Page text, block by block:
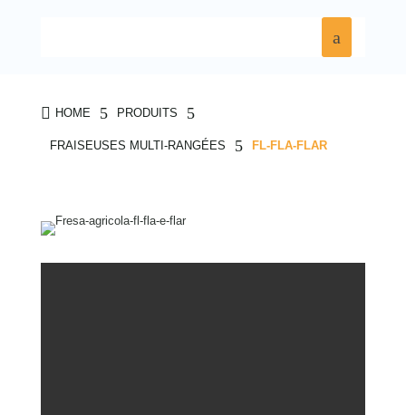
 HOME 5 PRODUITS 5
FRAISEUSES MULTI-RANGÉES 5 FL-FLA-FLAR